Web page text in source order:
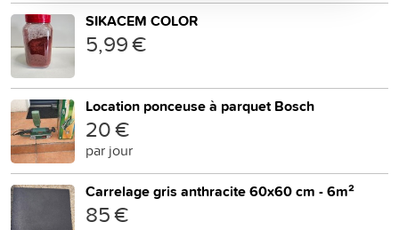
SIKACEM COLOR
5,99 €
Location ponceuse à parquet Bosch
20 €
par jour
Carrelage gris anthracite 60x60 cm - 6m²
85 €